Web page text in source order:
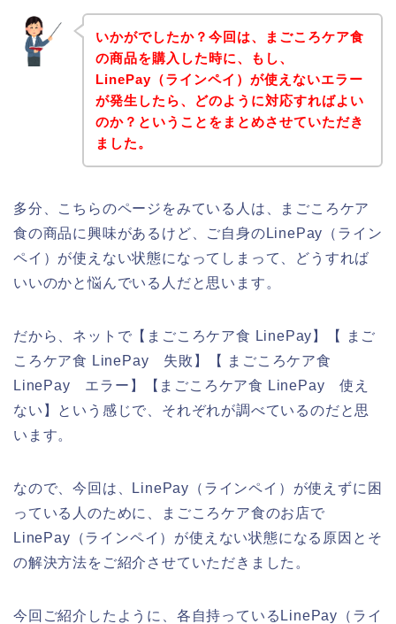
いかがでしたか？今回は、まごころケア食
の商品を購入した時に、もし、
LinePay（ラインペイ）が使えないエラー
が発生したら、どのように対応すればよい
のか？ということをまとめさせていただき
ました。
多分、こちらのページをみている人は、まごころケア
食の商品に興味があるけど、ご自身のLinePay（ライン
ペイ）が使えない状態になってしまって、どうすれば
いいのかと悩んでいる人だと思います。
だから、ネットで【まごころケア食 LinePay】【 まご
ころケア食 LinePay 失敗】【 まごころケア食
LinePay エラー】【まごころケア食 LinePay 使え
ない】という感じで、それぞれが調べているのだと思
います。
なので、今回は、LinePay（ラインペイ）が使えずに困
っている人のために、まごころケア食のお店で
LinePay（ラインペイ）が使えない状態になる原因とそ
の解決方法をご紹介させていただきました。
今回ご紹介したように、各自持っているLinePay（ライ